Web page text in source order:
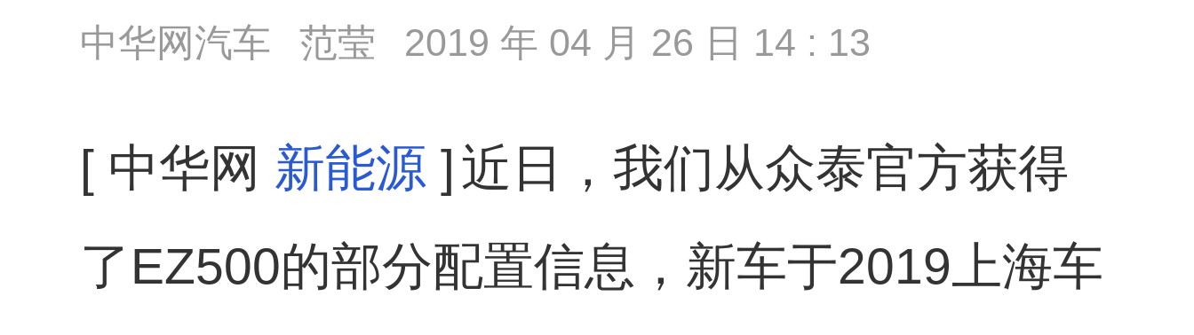
中华网汽车 范莹 2019 年 04 月 26 日 14 : 13
[ 中华网 新能源 ] 近日，我们从众泰官方获得
了EZ500的部分配置信息，新车于2019上海车